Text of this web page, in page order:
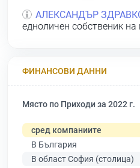
АЛЕКСАНДЪР
едноличен собственик на
ФИНАНСОВИ ДАННИ
Място по Приходи за 2022 г.
сред компаниите
В България
В област София (столица)